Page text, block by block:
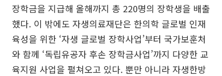
장학금을 지급해 올해까지 총 220명의 장학생을 배출
했다. 이 밖에도 자생의료재단은 한의학 글로벌 인재
육성을 위한 ‘자생 글로벌 장학사업’부터 국가보훈처
와 함께 ‘독립유공자 후손 장학금사업’까지 다양한 교
육지원 사업을 펼쳐오고 있다. 뿐만 아니라 자생한방